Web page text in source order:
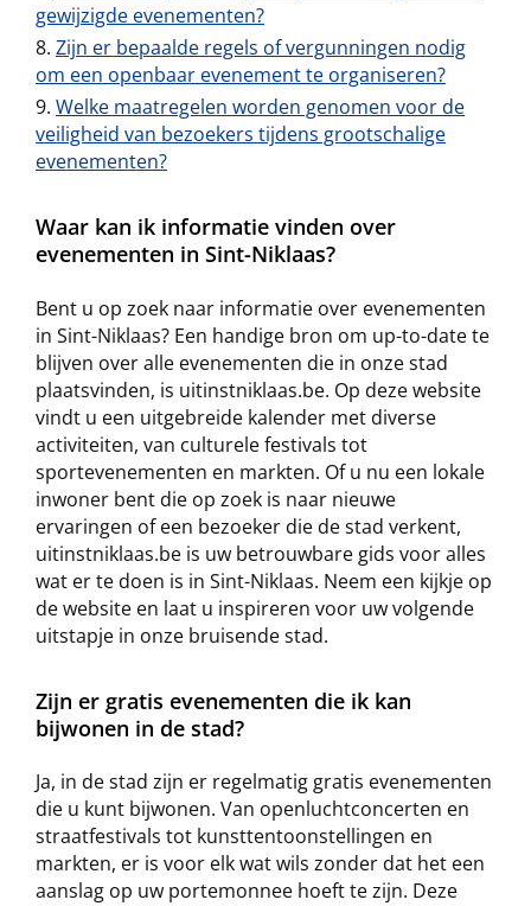
gewijzigde evenementen?
Zijn er bepaalde regels of vergunningen nodig
om een openbaar evenement te organiseren?
Welke maatregelen worden genomen voor de
veiligheid van bezoekers tijdens grootschalige
evenementen?
Waar kan ik informatie vinden over
evenementen in Sint-Niklaas?
Bent u op zoek naar informatie over evenementen
in Sint-Niklaas? Een handige bron om up-to-date te
blijven over alle evenementen die in onze stad
plaatsvinden, is uitinstniklaas.be. Op deze website
vindt u een uitgebreide kalender met diverse
activiteiten, van culturele festivals tot
sportevenementen en markten. Of u nu een lokale
inwoner bent die op zoek is naar nieuwe
ervaringen of een bezoeker die de stad verkent,
uitinstniklaas.be is uw betrouwbare gids voor alles
wat er te doen is in Sint-Niklaas. Neem een kijkje op
de website en laat u inspireren voor uw volgende
uitstapje in onze bruisende stad.
Zijn er gratis evenementen die ik kan
bijwonen in de stad?
Ja, in de stad zijn er regelmatig gratis evenementen
die u kunt bijwonen. Van openluchtconcerten en
straatfestivals tot kunsttentoonstellingen en
markten, er is voor elk wat wils zonder dat het een
aanslag op uw portemonnee hoeft te zijn. Deze